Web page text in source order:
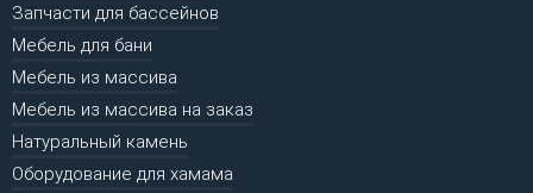
Запчасти для бассейнов
Мебель для бани
Мебель из массива
Мебель из массива на заказ
Натуральный камень
Оборудование для хамама